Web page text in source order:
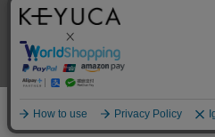
Copyright © KAWAJUN Co.,